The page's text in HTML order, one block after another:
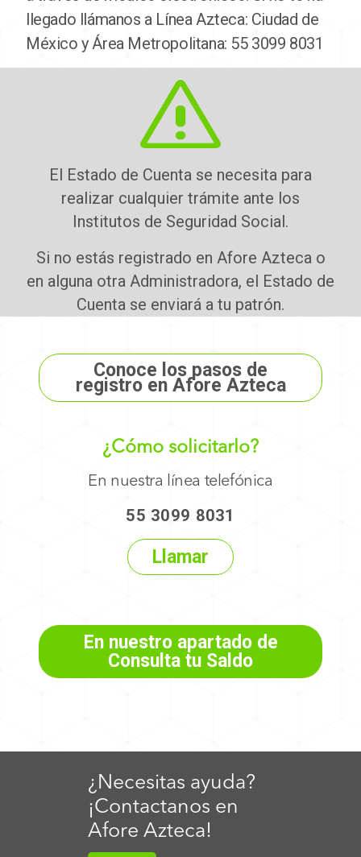
llegado llámanos a Línea Azteca: Ciudad de
México y Área Metropolitana: 55 3099 8031
El Estado de Cuenta se necesita para
realizar cualquier trámite ante los
Institutos de Seguridad Social.
Si no estás registrado en Afore Azteca o
en alguna otra Administradora, el Estado de
Cuenta se enviará a tu patrón.
Conoce los pasos de
registro en Afore Azteca
¿Cómo solicitarlo?
En nuestra línea telefónica
55 3099 8031
Llamar
En nuestro apartado de
Consulta tu Saldo
¿Necesitas ayuda?
¡Contactanos en
Afore Azteca!